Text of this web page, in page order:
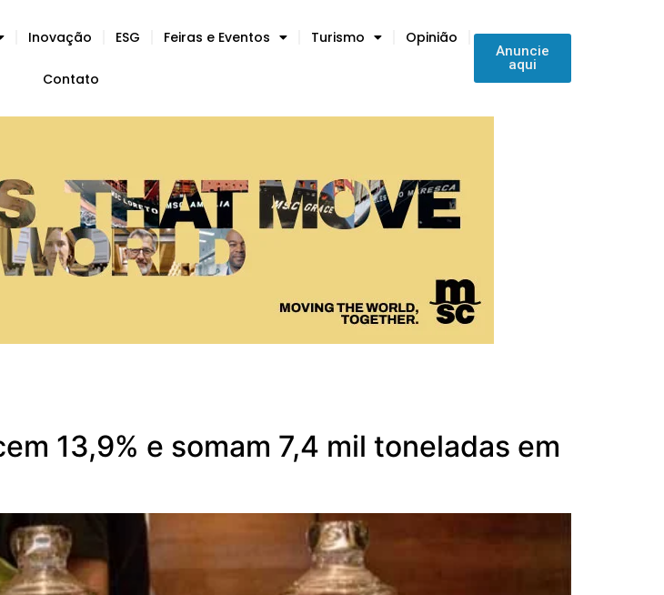
Inovação ESG Feiras e Eventos Turismo Opinião
Contato
Anuncie
aqui
13,9% e somam 7,4 mil toneladas em